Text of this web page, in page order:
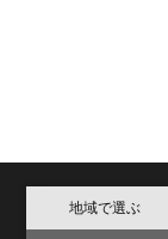
地域で選ぶ